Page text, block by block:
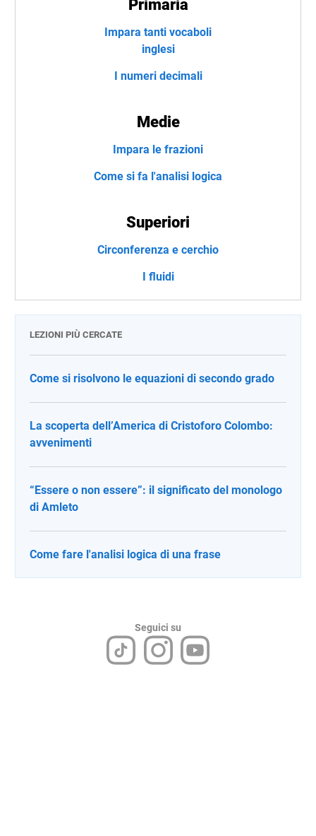
Primaria
Impara tanti vocaboli
inglesi
I numeri decimali
Medie
Impara le frazioni
Come si fa l'analisi logica
Superiori
Circonferenza e cerchio
I fluidi
LEZIONI PIÙ CERCATE
Come si risolvono le equazioni di secondo grado
La scoperta dell’America di Cristoforo Colombo:
avvenimenti
“Essere o non essere”: il significato del monologo
di Amleto
Come fare l'analisi logica di una frase
Seguici su